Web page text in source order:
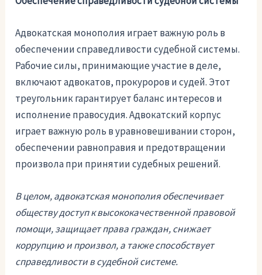
Адвокатская монополия играет важную роль в
обеспечении справедливости судебной системы.
Рабочие силы, принимающие участие в деле,
включают адвокатов, прокуроров и судей. Этот
треугольник гарантирует баланс интересов и
исполнение правосудия. Адвокатский корпус
играет важную роль в уравновешивании сторон,
обеспечении равноправия и предотвращении
произвола при принятии судебных решений.
В целом, адвокатская монополия обеспечивает
обществу доступ к высококачественной правовой
помощи, защищает права граждан, снижает
коррупцию и произвол, а также способствует
справедливости в судебной системе.